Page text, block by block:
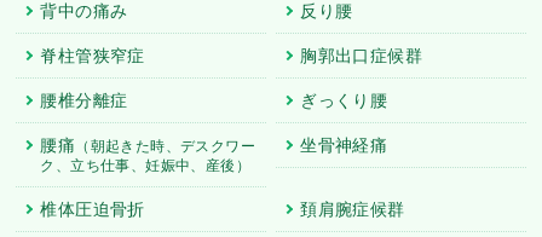
背中の痛み 反り腰
脊柱管狭窄症 胸郭出口症候群
腰椎分離症 ぎっくり腰
腰痛 （朝起きた時、デスクワー
ク、立ち仕事、妊娠中、産後）
坐骨神経痛
椎体圧迫骨折 頚肩腕症候群